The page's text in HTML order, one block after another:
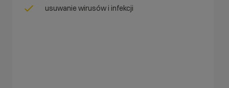
usuwanie wirusów i infekcji